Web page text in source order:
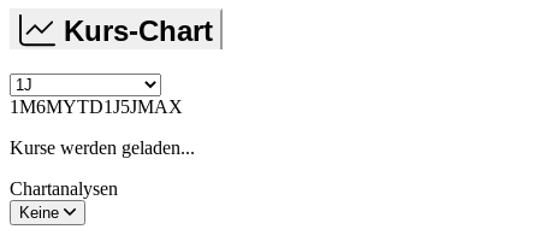
Kurs-Chart
1M6MYTD1J5JMAX
Kurse werden geladen...
Chartanalysen
Keine